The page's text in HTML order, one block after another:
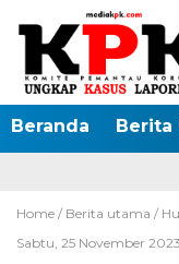
Beranda Berita
Home / Berita utama /
Sabtu, 25 November